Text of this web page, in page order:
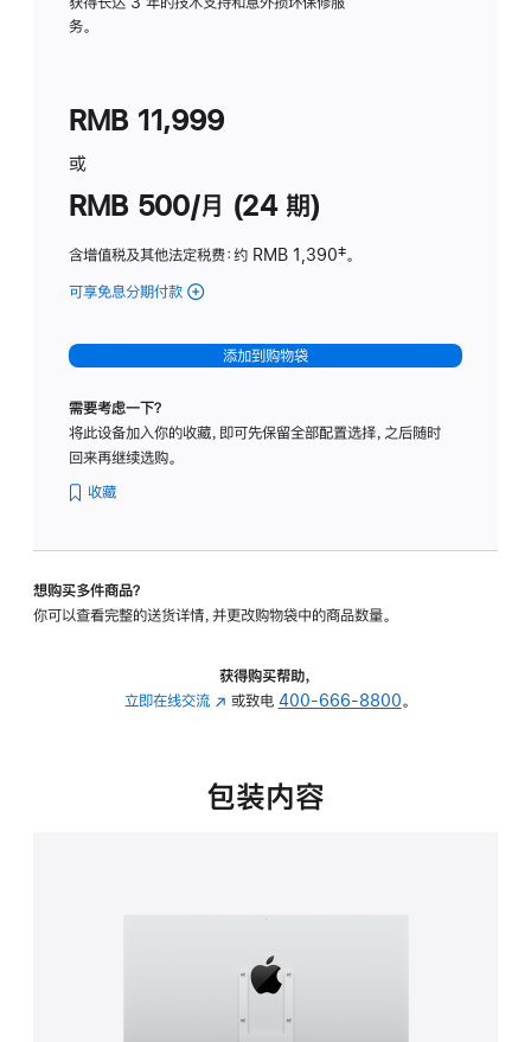
务。
RMB 11,999
或
RMB 500/月 (24 期)
含增值税及其他法定税费：约 RMB 1,390脚
‡。
可享免息分期付款 (Studio
-
标
璃
转
的
添加到购物袋
需要考虑一下？
将此设备加入你的收藏，即可先保留全部配置选择，之后随时
回来再继续选购。
收藏
想购买多件商品？
你可以查看完整的送货详情，并更改购物袋中的商品数量。
获得购买帮助，
立即在线交流 (在
中
或致电 400-666-8800。
包装内容